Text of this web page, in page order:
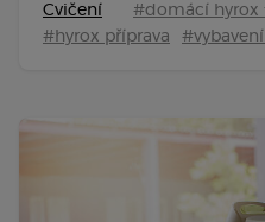
Cvičení #domácí hyrox
#hyrox příprava